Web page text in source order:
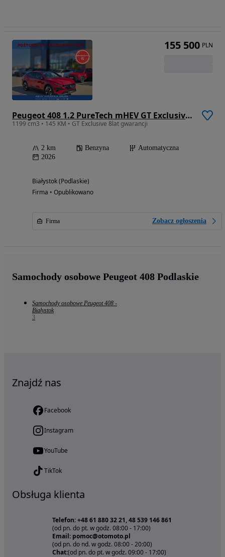
Peugeot 408 1.2 PureTech mHEV GT Exclusive S&S e-DSC6
1199 cm3 • 145 KM • GT Exclusive 8lat gwarancji
2 km Benzyna
Automatyczna
2026
Białystok (Podlaskie)
Firma • Opublikowano
Firma Zobacz ogłoszenia
155 500 PLN
Samochody osobowe Peugeot 408 Podlaskie
Samochody osobowe Peugeot 408 -
Białystok
3
Znajdź nas
Facebook
Instagram
YouTube
TikTok
Obsługa klienta
Telefon: +48 61 880 32 21, 48 539 146 861
(od pn. do pt. w godz. 08:00 - 17:00)
Email: pomoc@otomoto.pl
(od pn. do nd. w godz. 08:00 - 20:00)
Chat:(od pn. do pt. w godz. 09:00 - 17:00)